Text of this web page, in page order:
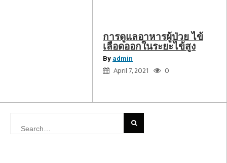
การดูแลอาหารผู้ป่วย ไข้
เลือดออกในระยะไข้สูง
By admin
April 7, 2021 0